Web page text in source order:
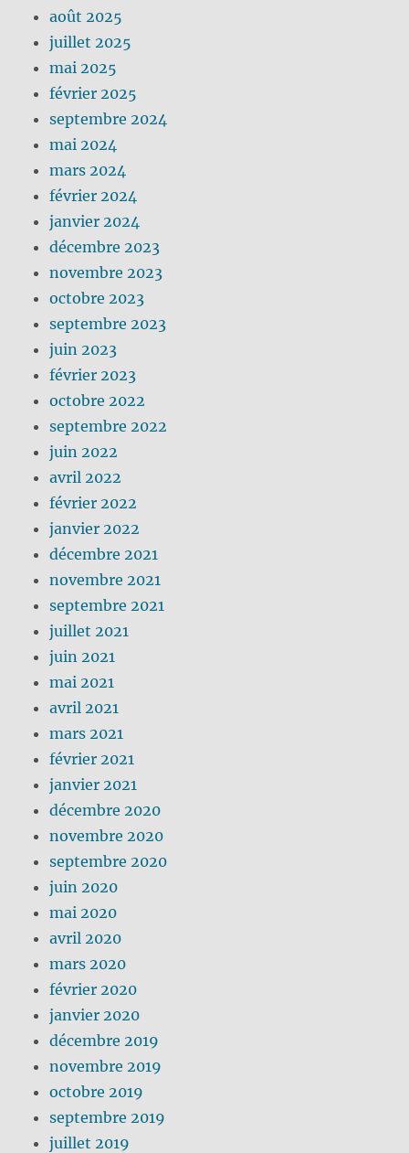
août 2025
juillet 2025
mai 2025
février 2025
septembre 2024
mai 2024
mars 2024
février 2024
janvier 2024
décembre 2023
novembre 2023
octobre 2023
septembre 2023
juin 2023
février 2023
octobre 2022
septembre 2022
juin 2022
avril 2022
février 2022
janvier 2022
décembre 2021
novembre 2021
septembre 2021
juillet 2021
juin 2021
mai 2021
avril 2021
mars 2021
février 2021
janvier 2021
décembre 2020
novembre 2020
septembre 2020
juin 2020
mai 2020
avril 2020
mars 2020
février 2020
janvier 2020
décembre 2019
novembre 2019
octobre 2019
septembre 2019
juillet 2019